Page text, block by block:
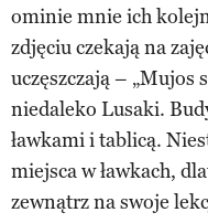
ominie mnie ich
zdjęciu czekają na
uczęszczają – „Mujos
niedaleko Lusaki.
ławkami i tablicą.
miejsca w ławkach,
zewnątrz na swoje